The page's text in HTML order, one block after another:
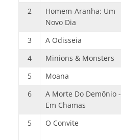
2
Homem-Aranha: Um
Novo Dia
3 A Odisseia
4
Minions & Monsters
5
Moana
6
A Morte Do Demônio -
Em Chamas
5
O Convite